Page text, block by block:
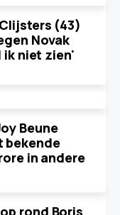
(43)
Novak
niet zien'
Beune
bekende
in andere
rond Boris